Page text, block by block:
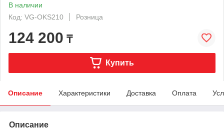
В наличии
Код: VG-OKS210
Розница
124 200 ₸
Купить
Описание Характеристики Доставка Оплата
Описание